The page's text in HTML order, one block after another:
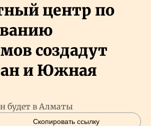
центр по
создадут
и Южная
будет в Алматы
Скопировать ссылку